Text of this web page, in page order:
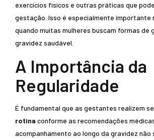
exercícios físicos e outras práticas que
gestação. Isso é especialmente importante
quando muitas mulheres buscam formas de
gravidez saudável.
A Importância da
Regularidade
É fundamental que as gestantes realizem
rotina conforme as recomendações
acompanhamento ao longo da gravidez não